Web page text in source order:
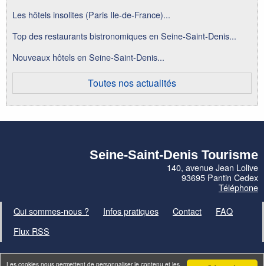
Les cookies nous permettent de personnaliser le contenu et les
Les hôtels insolites (Paris Ile-de-France)...
Top des restaurants bistronomiques en Seine-Saint-Denis...
Nouveaux hôtels en Seine-Saint-Denis...
Toutes nos actualités
Seine-Saint-Denis Tourisme
140, avenue Jean Lolive
93695 Pantin Cedex
Téléphone
Qui sommes-nous ?
Infos pratiques Contact
FAQ
Flux RSS